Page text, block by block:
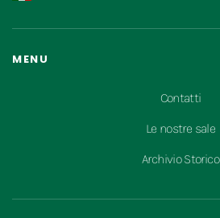
MENU
Contatti
Le nostre sale
Archivio Storico